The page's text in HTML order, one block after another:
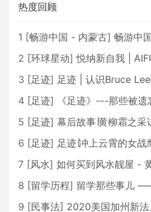
热度回顾
1 [畅游中国 - 内蒙古] 畅游中国•
2 [环球星动] 悦纳新自我 | AIF
3 [足迹] 足迹 | 认识Bruce Lee
4 [足迹]
《足迹》---那些被遗
5 [足迹] 幕后故事∣黄柳霜之采
6 [足迹] 足迹∣冲上云霄的女战
7 [风水] 如何买到风水靓屋 -
8 [留学历程] 留学那些事儿 —— 探秘加
9 [民事法] 2020美国加州新法